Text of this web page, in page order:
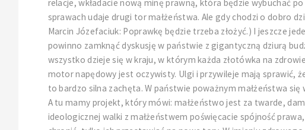
relacje, wkładacie nową minę prawną, która będzie wybuchać
sprawach udaje drugi tor małżeństwa. Ale gdy chodzi o dobro
Marcin Józefaciuk: Poprawkę będzie trzeba złożyć.) I jeszcze
powinno zamknąć dyskusję w państwie z gigantyczną dziurą
wszystko dzieje się w kraju, w którym każda złotówka na
motor napędowy jest oczywisty. Ulgi i przywileje mają sprawić,
to bardzo silna zachęta. W państwie poważnym małżeństwa
A tu mamy projekt, który mówi: małżeństwo jest za twarde,
ideologicznej walki z małżeństwem poświęcacie spójność